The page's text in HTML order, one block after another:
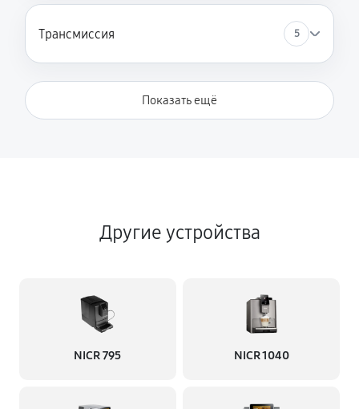
Трансмиссия 5
Показать ещё
Другие устройства
NICR 795 NICR 1040